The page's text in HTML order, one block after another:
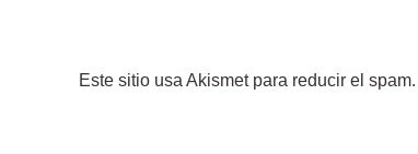
Este sitio usa Akismet para reducir el spam.